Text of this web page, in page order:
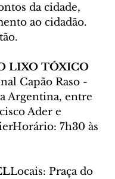
da cidade,
ao cidadão.
LIXO TÓXICO
Capão Raso -
Argentina, entre
Ader e
7h30 às
Locais: Praça do